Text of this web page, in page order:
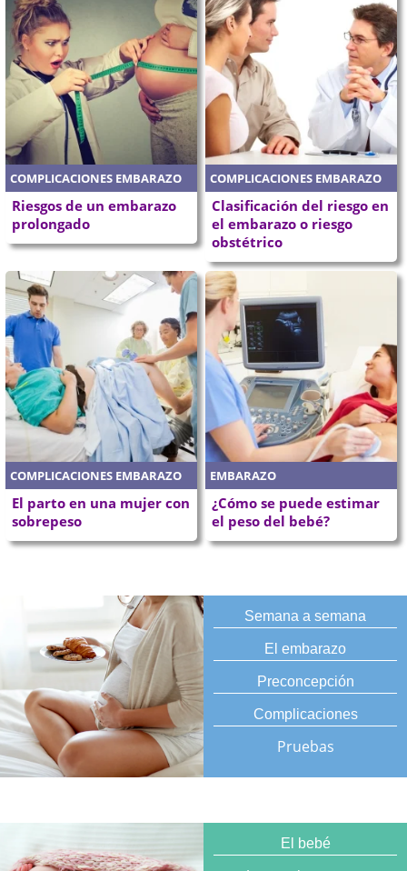
COMPLICACIONES EMBARAZO
Riesgos de un embarazo
prolongado
COMPLICACIONES EMBARAZO
Clasificación del riesgo en
el embarazo o riesgo
obstétrico
COMPLICACIONES EMBARAZO
El parto en una mujer con
sobrepeso
EMBARAZO
¿Cómo se puede estimar
el peso del bebé?
Semana a semana
El embarazo
Preconcepción
Complicaciones
Pruebas
El bebé